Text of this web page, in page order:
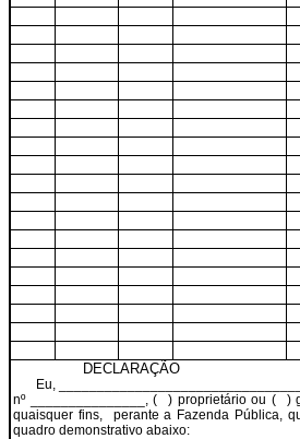
DECLARAÇÃO
Eu,
nº _______________, (
) proprietário ou ( )
quaisquer fins,
perante a Fazenda Pública,
quadro demonstrativo abaixo: